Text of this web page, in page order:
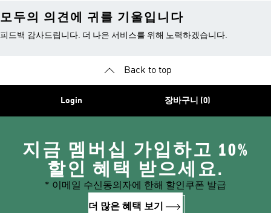
모두의 의견에 귀를 기울입니다
피드백 감사드립니다. 더 나은 서비스를 위해 노력하겠습니다.
Back to top
Login 장바구니 (0)
지금 멤버십 가입하고 10%
할인 혜택 받으세요.
* 이메일 수신동의자에 한해 할인쿠폰 발급
더 많은 혜택 보기